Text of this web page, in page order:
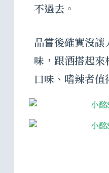
不過去。
品嘗後確實沒
味，跟酒搭起
口味、嗜辣者值